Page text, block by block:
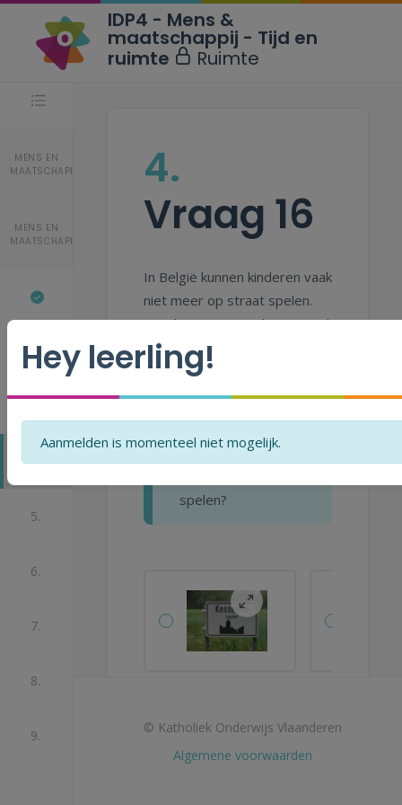
MENS EN
MAATSCHAPPIJ
MENS EN
MAATSCHAPPIJ
4.
5.
6.
7.
8.
9.
4.
Vraag 16
In België kunnen kinderen vaak
niet meer op straat spelen.
Op plaatsen waar dat nog wel
mag, wordt dat aangeduid
met een verkeersbord.
duidt aan waar je
spelen?
© Katholiek Onderwijs Vlaanderen
Algemene voorwaarden
IDP4 - Mens &
maatschappij - Tijd en
ruimte
Ruimte
Hey leerling!
Aanmelden is momenteel niet mogelijk.